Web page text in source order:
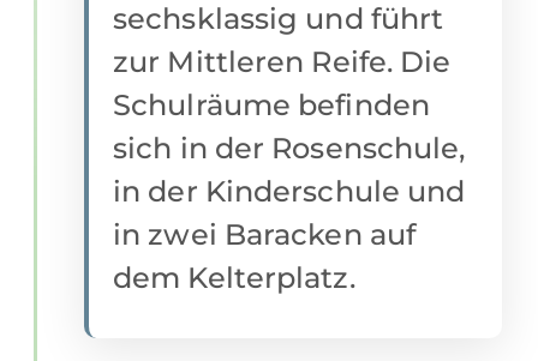
sechsklassig und führt
zur Mittleren Reife. Die
Schulräume befinden
sich in der Rosenschule,
in der Kinderschule und
in zwei Baracken auf
dem Kelterplatz.